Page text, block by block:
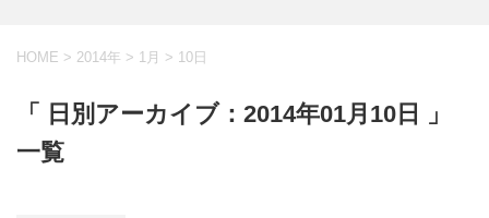
HOME > 2014年 > 1月 > 10日
「 日別アーカイブ：2014年01月10日 」
一覧